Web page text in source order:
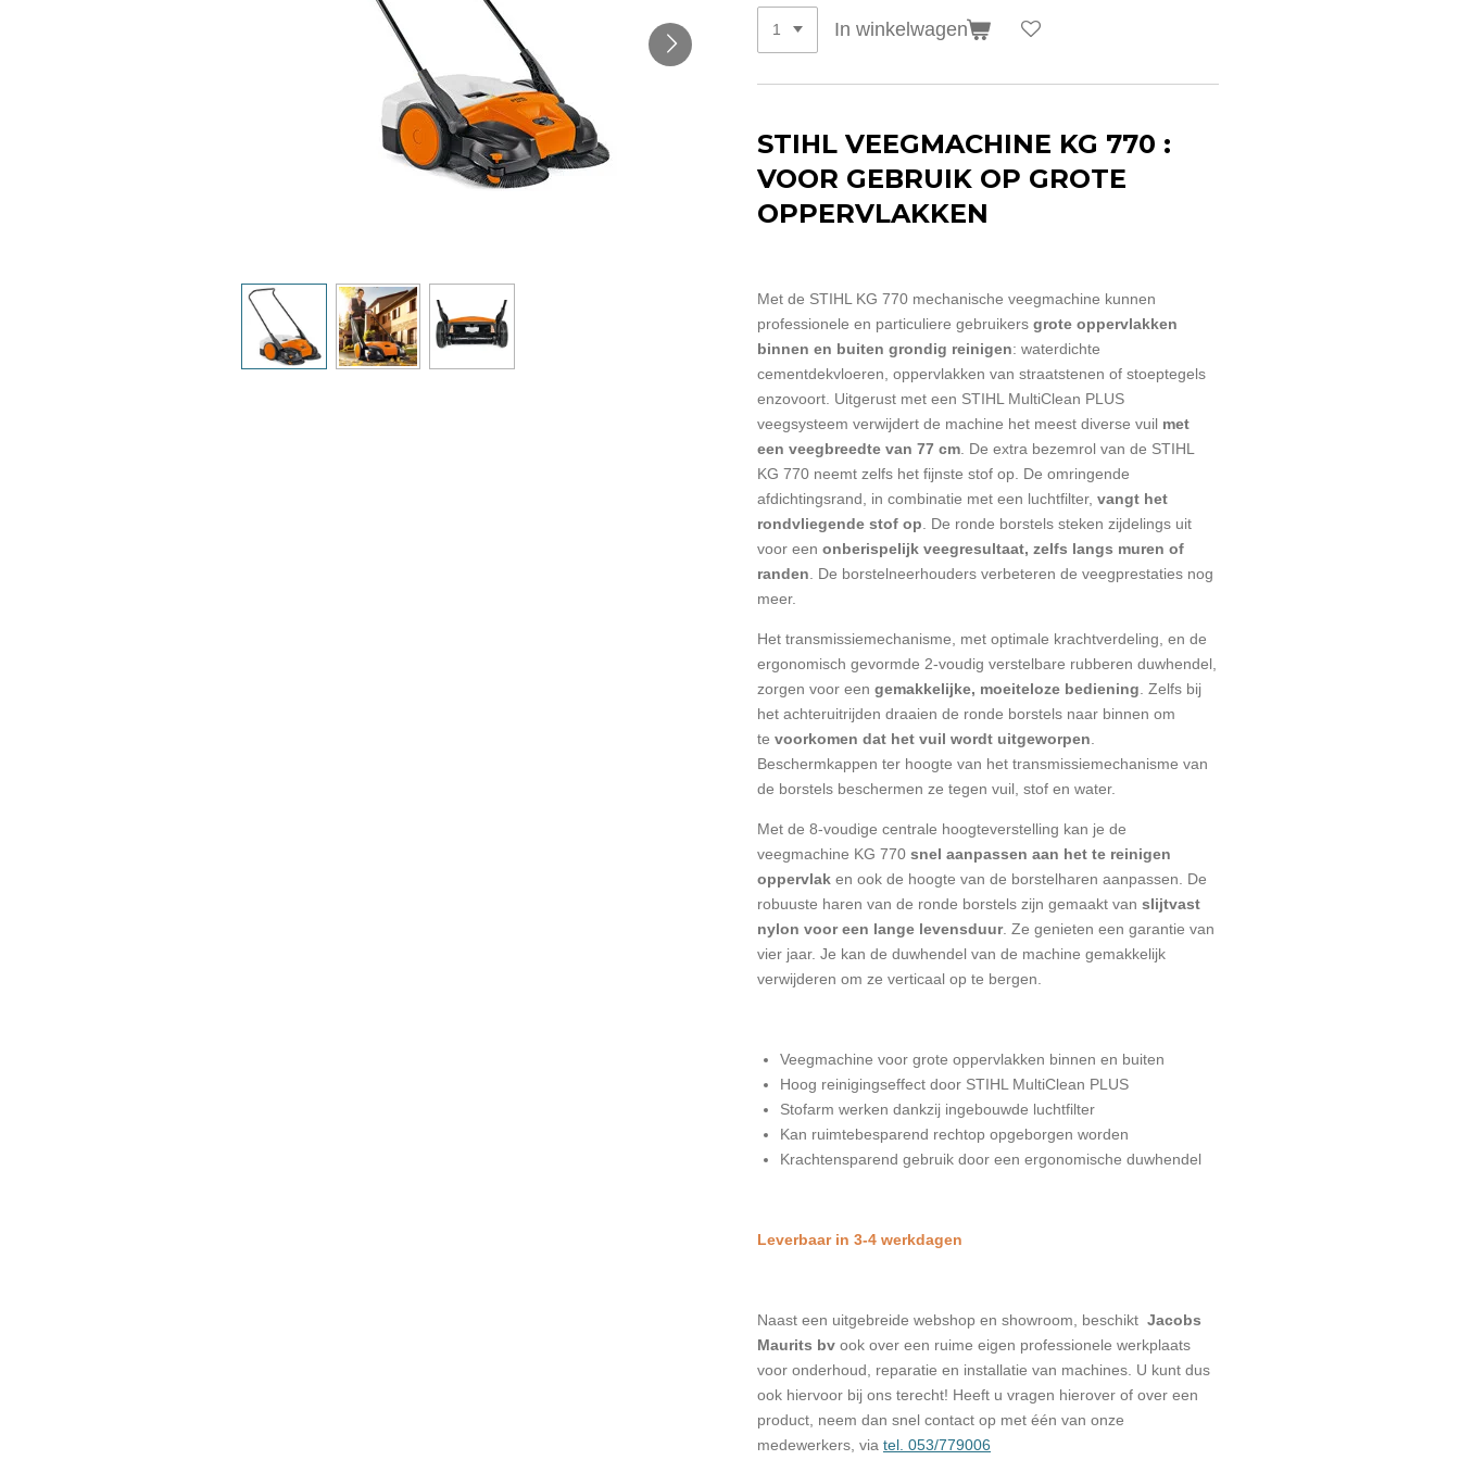
In winkelwagen
STIHL VEEGMACHINE KG 770 :
VOOR GEBRUIK OP GROTE
OPPERVLAKKEN
Met de STIHL KG 770 mechanische veegmachine kunnen
professionele en particuliere gebruikers grote oppervlakken
binnen en buiten grondig reinigen: waterdichte
cementdekvloeren, oppervlakken van straatstenen of stoeptegels
enzovoort. Uitgerust met een STIHL MultiClean PLUS
veegsysteem verwijdert de machine het meest diverse vuil met
een veegbreedte van 77 cm . De extra bezemrol van de STIHL
KG 770 neemt zelfs het fijnste stof op. De omringende
afdichtingsrand, in combinatie met een luchtfilter, vangt het
rondvliegende stof op . De ronde borstels steken zijdelings uit
voor een onberispelijk veegresultaat, zelfs langs muren of
randen . De borstelneerhouders verbeteren de veegprestaties nog
meer.
Het transmissiemechanisme, met optimale krachtverdeling, en de
ergonomisch gevormde 2-voudig verstelbare rubberen duwhendel,
zorgen voor een gemakkelijke, moeiteloze bediening . Zelfs bij
het achteruitrijden draaien de ronde borstels naar binnen om
te voorkomen dat het vuil wordt uitgeworpen
Beschermkappen ter hoogte van het transmissiemechanisme van
de borstels beschermen ze tegen vuil, stof en water.
Met de 8-voudige centrale hoogteverstelling kan je de
veegmachine KG 770 snel aanpassen aan het te reinigen
oppervlak en ook de hoogte van de borstelharen aanpassen. De
robuuste haren van de ronde borstels zijn gemaakt van slijtvast
nylon voor een lange levensduur. Ze genieten een garantie van
vier jaar. Je kan de duwhendel van de machine gemakkelijk
verwijderen om ze verticaal op te bergen.
Veegmachine voor grote oppervlakken binnen en buiten
Hoog reinigingseffect door STIHL MultiClean PLUS
Stofarm werken dankzij ingebouwde luchtfilter
Kan ruimtebesparend rechtop opgeborgen worden
Krachtensparend gebruik door een ergonomische duwhendel
Leverbaar in 3-4 werkdagen
Naast een uitgebreide webshop en showroom, beschikt Jacobs
Maurits bv ook over een ruime eigen professionele werkplaats
voor onderhoud, reparatie en installatie van machines. U kunt dus
ook hiervoor bij ons terecht! Heeft u vragen hierover of over een
product, neem dan snel contact op met één van onze
medewerkers, via tel. 053/779006